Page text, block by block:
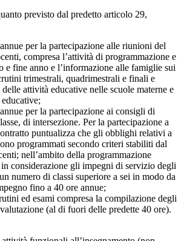
previsto dal predetto articolo 29,
per la partecipazione alle riunioni del
compresa l’attività di programmazione e
e fine anno e l’informazione alle famiglie sui
trimestrali, quadrimestrali e finali e
delle attività educative nelle scuole materne e
per la partecipazione ai consigli di
di intersezione. Per la partecipazione a
puntualizza che gli obblighi relativi a
programmati secondo criteri stabiliti dal
nell’ambito della programmazione
considerazione gli impegni di servizio degli
numero di classi superiore a sei in modo da
fino a 40 ore annue;
ed esami compresa la compilazione degli
(al di fuori delle predette 40 ore).